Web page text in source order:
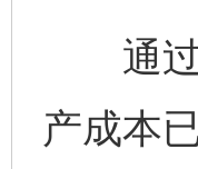
通过
产成本